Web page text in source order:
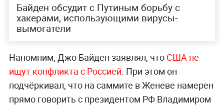
Байден обсудит с Путиным борьбу с
хакерами, использующими вирусы-
вымогатели
Напомним, Джо Байден заявлял, что США не
ищут конфликта с Россией . При этом он
подчёркивал, что на саммите в Женеве намерен
прямо говорить с президентом РФ Владимиром